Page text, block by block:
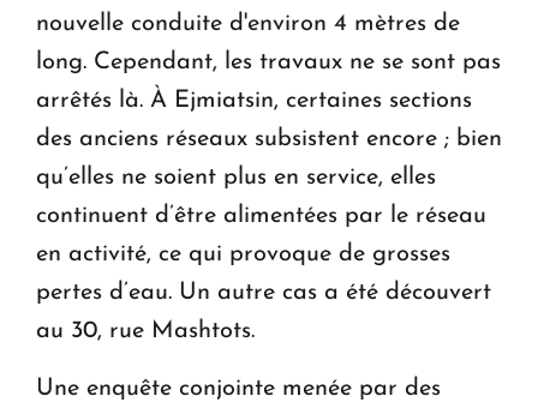
nouvelle conduite d'environ 4 mètres de
long. Cependant, les travaux ne se sont pas
arrêtés là. À Ejmiatsin, certaines sections
des anciens réseaux subsistent encore ; bien
qu’elles ne soient plus en service, elles
continuent d’être alimentées par le réseau
en activité, ce qui provoque de grosses
pertes d’eau. Un autre cas a été découvert
au 30, rue Mashtots.
Une enquête conjointe menée par des